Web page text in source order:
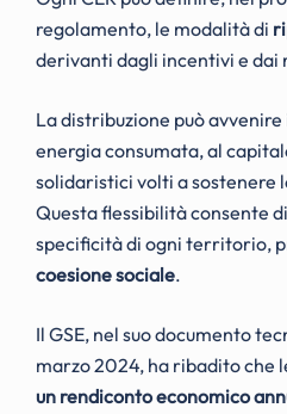
regolamento, le modalità di
derivanti dagli incentivi e
La distribuzione può
energia consumata, al
solidaristici volti a sostenere
Questa flessibilità consente
specificità di ogni territorio,
coesione sociale.
Il GSE, nel suo documento
marzo 2024, ha ribadito che
un rendiconto economico